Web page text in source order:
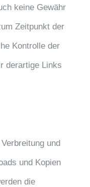
keine Gewähr
Zeitpunkt der
Kontrolle der
derartige Links
und
und Kopien
die